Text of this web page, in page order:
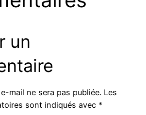
un
mail ne sera pas publiée. Les
sont indiqués avec *